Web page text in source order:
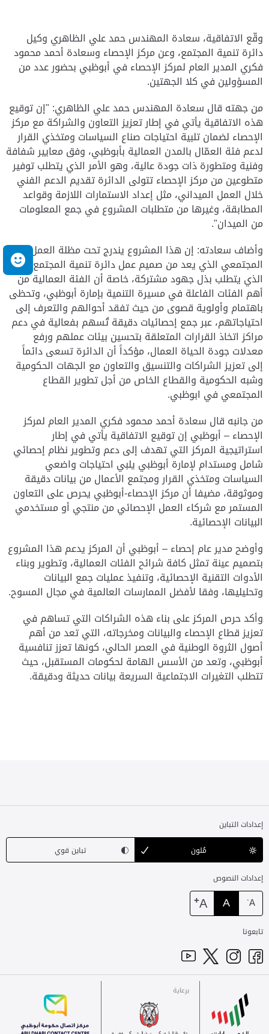
وقّع الاتفاقية، سعادة المهندس حمد علي الظاهري وكيل
دائرة تنمية المجتمع، وعن مركز الإحصاء وسعادة أحمد محمود
فكري المدير العام لمركز الإحصاء في أبوظبي بحضور عدد من
المسؤولين في كلا الجهتين.
من جهته قال سعادة المهندس حمد علي الظاهري: "إن توقيع
هذه الاتفاقية يأتي في إطار تعزيز التعاون والشراكة مع مركز
الإحصاء لضمان تلبية احتياجات صناع السياسات ومتخذي القرار
لدعم فئة العمّال بالمدن العمالية بأبوظبي، وفق معايير شفافة
وفنية ومتطورة ذات جودة عالية، وهو الأمر الذي يتطلب توفير
متطوعين من مركز الإحصاء تتولى الدائرة تقديم الدعم الفني
خلال العمل الميداني، مثل إعداد الاستمارات اللازمة وقواعد
المطابقة، وغيرها من متطلبات المشروع في جمع المعلومات
من الميدان".
وأضاف سعادته: إن هذا المشروع يندرج تحت مظلة العمل
المجتمعي الذي يعد من صميم عمل دائرة تنمية المجتمع، الأمر
الذي يتطلب بذل جهود مشتركة، خاصة أن الفئة العمالية من
أهم الفئات الفاعلة في مسيرة التنمية بإمارة أبوظبي، وتحظى
باهتمام وأولوية قصوى من حيث تفقد أحوالهم والتعرف إلى
احتياجاتهم، عبر جمع إحصائيات دقيقة تُسهم بفعالية في دعم
مراكز اتخاذ القرارات المتعلقة بتحسين بيئات عملهم ورفع
معدلات جودة الحياة العمال، مؤكداً أن الدائرة تسعى دائماً
إلى تعزيز الشراكات والتنسيق والتعاون مع الجهات الحكومية
وشبه الحكومية والقطاع الخاص من أجل تطوير القطاع
المجتمعي في ابوظبي.
من جانبه قال سعادة أحمد محمود فكري المدير العام لمركز
الإحصاء – أبوظبي إن توقيع الاتفاقية يأتي في إطار
استراتيجية المركز التي تهدف إلى دعم وتطوير نظام إحصائي
شامل ومستدام لإمارة أبوظبي يلبي احتياجات واضعي
السياسات ومتخذي القرار ومجتمع الأعمال من بيانات دقيقة
وموثوقة، مضيفا أن مركز الإحصاء-أبوظبي يحرص على التعاون
المستمر مع شركاء العمل الإحصائي من منتجي أو مستخدمي
البيانات الإحصائية.
وأوضح مدير عام إحصاء – أبوظبي أن المركز يدعم هذا المشروع
بتصميم عينة تمثل كافة شرائح الفئات العمالية، وتطوير وبناء
الأدوات التقنية الإحصائية، وتنفيذ عمليات جمع البيانات
وتحليليها، وفقا لأفضل الممارسات العالمية في مجال المسوح.
وأكد حرص المركز على بناء هذه الشراكات التي تساهم في
تعزيز قطاع الإحصاء والبيانات ومخرجاته، التي تعد من أهم
أصول الثروة الوطنية في العصر الحالي، كونها تعزز تنافسية
أبوظبي، وتعد من الأسس الهامة لحكومات المستقبل، حيث
تتطلب التغيرات الاجتماعية السريعة بيانات حديثة ودقيقة.
إعدادات التباين
مُلون
تباين قوي
إعدادات النصوص
A
-
A
A
+
تابعونا
برعاية